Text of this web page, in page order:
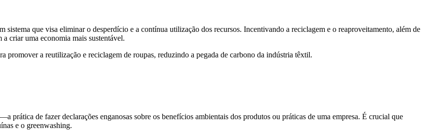
sistema que visa eliminar o desperdício e a contínua utilização dos recursos. Incentivando a reciclagem e o reaproveitamento, além de
criar uma economia mais sustentável.
promover a reutilização e reciclagem de roupas, reduzindo a pegada de carbono da indústria têxtil.
—a prática de fazer declarações enganosas sobre os benefícios ambientais dos produtos ou práticas de uma empresa. É crucial que
e o greenwashing.